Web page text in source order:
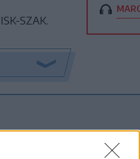
SZAK.